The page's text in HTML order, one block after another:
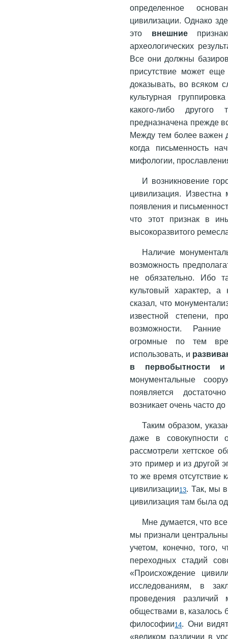
определенное
цивилизации. Однако
это внешние
археологических
Все они должны
присутствие может
доказывать, во всяком
культурная
какого-либо
предназначена прежде
Между тем более важен
когда письменность
мифологии,
И возникновение
цивилизация. Известна
появления и
что этот признак в
высокоразвитого
Наличие
возможность
не обязательно. Ибо
культовый характер,
сказал, что
известной степени,
возможности. Ранние
огромные по тем
использовать, и
в первобытности
монументальные
появляется
возникает очень часто
Таким образом,
даже в совокупности
рассмотрели хеттское
это пример и из другой
то же время отсутствие
цивилизации13. Так, мы
цивилизация там была
Мне думается, что
мы признали
учетом, конечно,
переходных стадий
«Происхождение
исследованиям, в
проведения
обществами в, казалось
философии14. Они
«великом различии в